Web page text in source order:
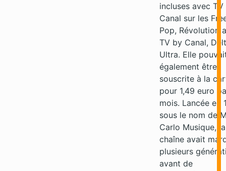
incluses avec
Canal sur les
Pop, Révolution
TV by Canal,
Ultra. Elle
également être
souscrite à la
pour 1,49 euro
mois. Lancée en
sous le nom de
Carlo Musique, la
chaîne avait
plusieurs
avant de